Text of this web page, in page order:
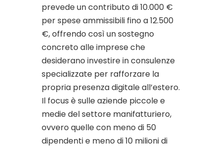
prevede un contributo di 10.000 €
per spese ammissibili fino a 12.500
€, offrendo così un sostegno
concreto alle imprese che
desiderano investire in consulenze
specializzate per rafforzare la
propria presenza digitale all’estero.
Il focus è sulle aziende piccole e
medie del settore manifatturiero,
ovvero quelle con meno di 50
dipendenti e meno di 10 milioni di